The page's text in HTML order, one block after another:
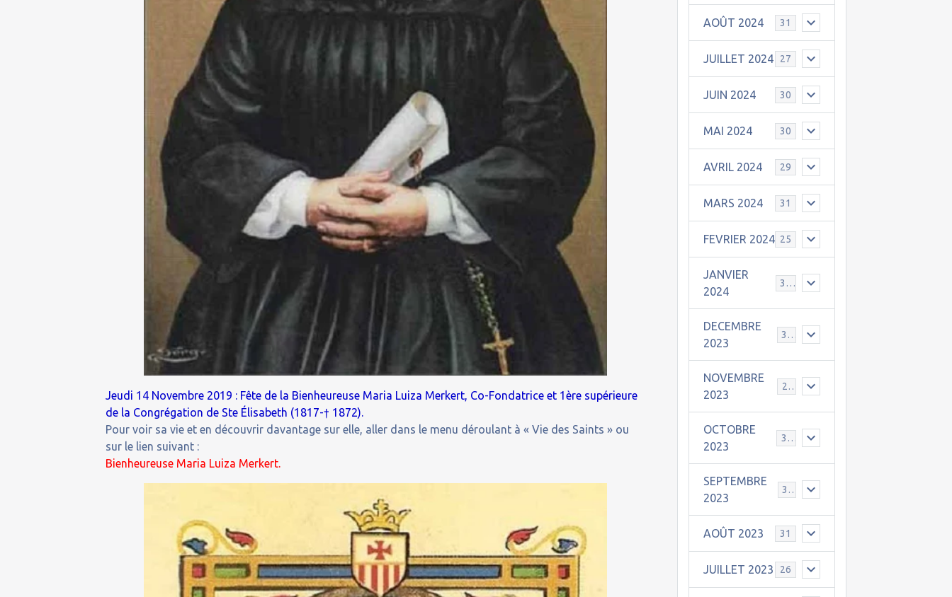
Jeudi 14 Novembre 2019 : Fête de la Bienheureuse Maria Luiza Merkert, Co-Fondatrice et 1ère supérieure
de la Congrégation de Ste Élisabeth (1817-† 1872).
Pour voir sa vie et en découvrir davantage sur elle, aller dans le menu déroulant à « Vie des Saints » ou
sur le lien suivant :
Bienheureuse Maria Luiza Merkert.
AOÛT 2024 31
JUILLET 2024 27
JUIN 2024 30
MAI 2024 30
AVRIL 2024 29
MARS 2024 31
FEVRIER 2024 25
JANVIER
2024
30
DECEMBRE
2023
31
NOVEMBRE
2023
24
OCTOBRE
2023
31
SEPTEMBRE
2023
30
AOÛT 2023 31
JUILLET 2023 26